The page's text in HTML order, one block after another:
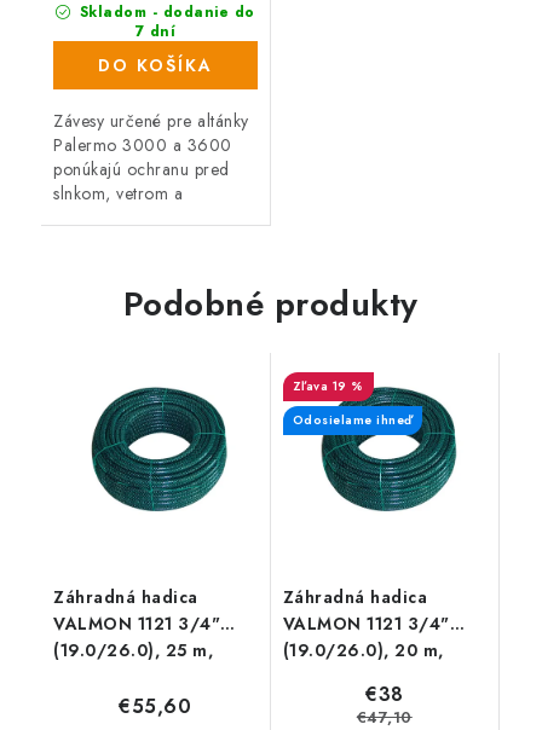
Skladom - dodanie do
7 dní
(2 ks)
DO KOŠÍKA
Závesy určené pre altánky
Palermo 3000 a 3600
ponúkajú ochranu pred
slnkom, vetrom a
Podobné produkty
Záhradná hadica
VALMON 1121 3/4"
(19.0/26.0), 25 m,
€55,60
Záhradná hadica
VALMON 1121 3/4"
(19.0/26.0), 20 m,
19 %
Odosielame ihneď
€38
€47,10